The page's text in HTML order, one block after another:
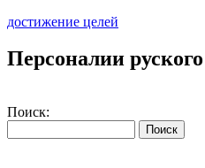
достижение целей
Персоналии
Поиск: